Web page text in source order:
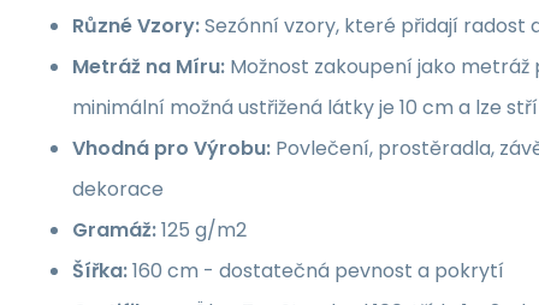
Různé Vzory:Sezónní vzory, které přidají radost
Metráž na Míru: Možnost zakoupení jako
minimální možná ustřižená látky je 10 cm a lze
Vhodná pro Výrobu: Povlečení, prostěradla,
dekorace
Gramáž:125 g/m2
Šířka:160 cm - dostatečná pevnost a pokrytí